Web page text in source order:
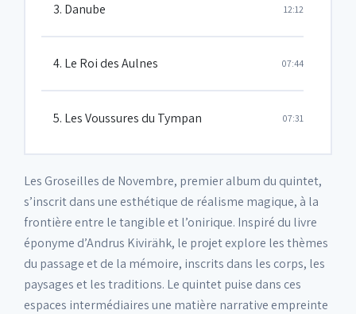
3. Danube 12:12
4. Le Roi des Aulnes 07:44
5. Les Voussures du Tympan 07:31
Les Groseilles de Novembre, premier album du quintet,
s’inscrit dans une esthétique de réalisme magique, à la
frontière entre le tangible et l’onirique. Inspiré du livre
éponyme d’Andrus Kivirähk, le projet explore les thèmes
du passage et de la mémoire, inscrits dans les corps, les
paysages et les traditions. Le quintet puise dans ces
espaces intermédiaires une matière narrative empreinte